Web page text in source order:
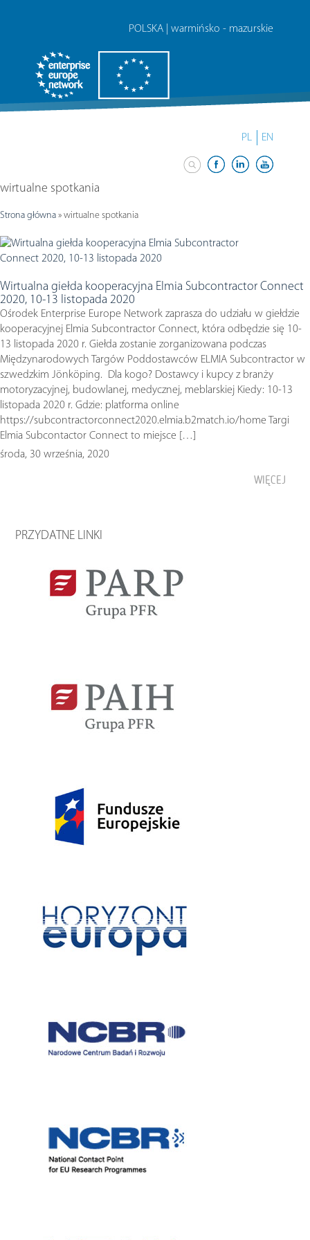
POLSKA | warmińsko - mazurskie
PL EN
wirtualne spotkania
Strona główna » wirtualne spotkania
Wirtualna giełda kooperacyjna Elmia Subcontractor Connect
2020, 10-13 listopada 2020
Ośrodek Enterprise Europe Network zaprasza do udziału w giełdzie
kooperacyjnej Elmia Subcontractor Connect, która odbędzie się 10-
13 listopada 2020 r. Giełda zostanie zorganizowana podczas
Międzynarodowych Targów Poddostawców ELMIA Subcontractor w
szwedzkim Jönköping. Dla kogo? Dostawcy i kupcy z branży
motoryzacyjnej, budowlanej, medycznej, meblarskiej Kiedy: 10-13
listopada 2020 r. Gdzie: platforma online
https://subcontractorconnect2020.elmia.b2match.io/home Targi
Elmia Subcontactor Connect to miejsce […]
środa, 30 września, 2020
WIĘCEJ
PRZYDATNE LINKI